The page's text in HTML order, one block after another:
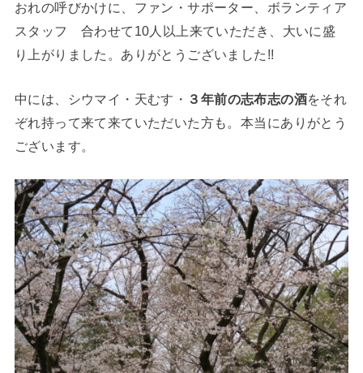
おれの呼びかけに、ファン・サポーター、ボランティア
スタッフ 合わせて10人以上来ていただき、大いに盛
り上がりました。ありがとうございました!!
中には、シウマイ・天むす・ ３年前の志布志の酒をそれ
ぞれ持って来て来ていただいた方も。本当にありがとう
ございます。